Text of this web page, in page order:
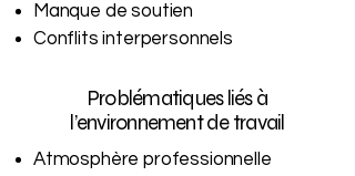
Manque de soutien
Conflits interpersonnels
Problématiques liés à
l’environnement de travail
Atmosphère professionnelle